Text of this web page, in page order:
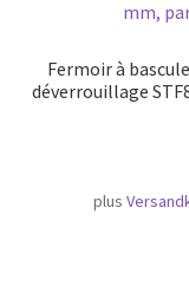
Transport maritime
Fermoir à
déverrouillage
plus